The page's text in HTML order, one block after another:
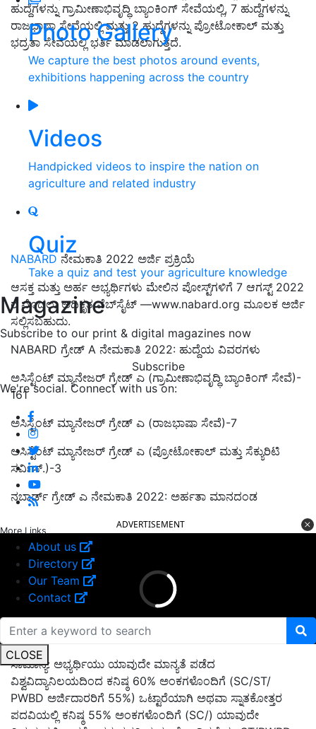
Photo Gallery
We capture the best photos around events,
exhibitions happening across the country
Videos
Handpicked videos to inspire the nation on
agriculture and related industry
Quiz
Take a quiz and test your agriculture knowledge
Magazine
Subscribe to our print & digital magazines now
Subscribe
We're social. Connect with us on:
More Links
About us
Directory
Our Team
Contact
CLOSE
ಹುದ್ದೆಗಳನ್ನು ಗ್ರಾಮೀಣಾಭಿವೃದ್ಧಿ ಬ್ಯಾಂಕಿಂಗ್ ಸೇವೆಯಲ್ಲಿ, 7 ಹುದ್ದೆಗಳನ್ನು
ರಾಜಭಾಷಾ ಸೇವೆಯಲ್ಲಿ ಮತ್ತು 2 ಹುದ್ದೆಗಳನ್ನು ಪ್ರೋಟೋಕಾಲ್ ಮತ್ತು
ಭದ್ರತಾ ಸೇವೆಯಲ್ಲಿ ಭರ್ತಿ ಮಾಡಲಾಗುತ್ತದೆ.
NABARD ನೇಮಕಾತಿ 2022 ಅರ್ಜಿ ಪ್ರಕ್ರಿಯೆ
ಆಸಕ್ತ ಮತ್ತು ಅರ್ಹ ಅಭ್ಯರ್ಥಿಗಳು ಮೇಲಿನ ಪೋಸ್ಟ್‌ಗಳಿಗೆ 7 ಆಗಸ್ಟ್ 2022
ರ ಮೊದಲು ಅಧಿಕೃತ ವೆಬ್‌ಸೈಟ್ —www.nabard.org ಮೂಲಕ ಅರ್ಜಿ
ಸಲ್ಲಿಸಬಹುದು.
NABARD ಗ್ರೇಡ್ A ನೇಮಕಾತಿ 2022: ಹುದ್ದೆಯ ವಿವರಗಳು
ಅಸಿಸ್ಟೆಂಟ್ ಮ್ಯಾನೇಜರ್ ಗ್ರೇಡ್ ಎ (ಗ್ರಾಮೀಣಾಭಿವೃದ್ಧಿ ಬ್ಯಾಂಕಿಂಗ್ ಸೇವೆ)-
161
ಅಸಿಸ್ಟೆಂಟ್ ಮ್ಯಾನೇಜರ್ ಗ್ರೇಡ್ ಎ (ರಾಜಭಾಷಾ ಸೇವೆ)-7
ಅಸಿಸ್ಟೆಂಟ್ ಮ್ಯಾನೇಜರ್ ಗ್ರೇಡ್ ಎ (ಪ್ರೋಟೋಕಾಲ್ ಮತ್ತು ಸೆಕ್ಯುರಿಟಿ
ಸರ್ವಿಸ್.)-3
ನಬಾರ್ಡ್ ಗ್ರೇಡ್ ಎ ನೇಮಕಾತಿ 2022: ಅರ್ಹತಾ ಮಾನದಂಡ
ADVERTISEMENT
ಸಾಮಾನ್ಯ: ಅಭ್ಯರ್ಥಿಯು ಯಾವುದೇ ಮಾನ್ಯತೆ ಪಡೆದ
ವಿಶ್ವವಿದ್ಯಾನಿಲಯದಿಂದ ಕನಿಷ್ಠ 60% ಅಂಕಗಳೊಂದಿಗೆ (SC/ST/
PWBD ಅರ್ಜಿದಾರರಿಗೆ 55%) ಒಟ್ಟಾರೆಯಾಗಿ ಅಥವಾ ಸ್ನಾತಕೋತ್ತರ
ಪದವಿಯಲ್ಲಿ ಕನಿಷ್ಠ 55% ಅಂಕಗಳೊಂದಿಗೆ (SC/) ಯಾವುದೇ